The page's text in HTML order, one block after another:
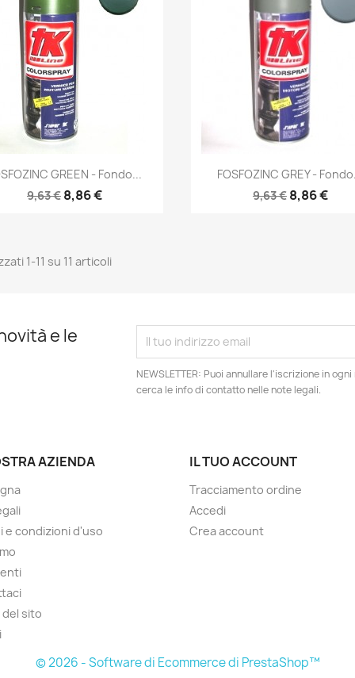
Anteprima
GREEN - Fondo...
9,63 € 8,86 €
Anteprima
FOSFOZINC GREY -
9,63 € 8,86 €
1-11 su 11 articoli
e le
NEWSLETTER: Puoi annullare l'iscrizione in
cerca le info di contatto nelle note legali.
AZIENDA
e condizioni d'uso
del sito
IL TUO ACCOUNT
Tracciamento ordine
Accedi
Crea account
© 2026 - Software di Ecommerce di PrestaShop™